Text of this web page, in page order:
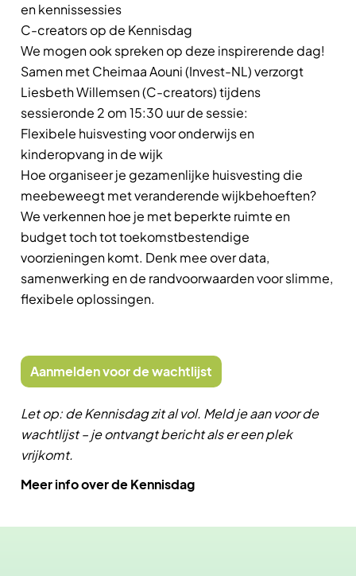
en kennissessies
C-creators op de Kennisdag
We mogen ook spreken op deze inspirerende dag!
Samen met Cheimaa Aouni (Invest-NL) verzorgt
Liesbeth Willemsen (C-creators) tijdens
sessieronde 2 om 15:30 uur de sessie:
Flexibele huisvesting voor onderwijs en
kinderopvang in de wijk
Hoe organiseer je gezamenlijke huisvesting die
meebeweegt met veranderende wijkbehoeften?
We verkennen hoe je met beperkte ruimte en
budget toch tot toekomstbestendige
voorzieningen komt. Denk mee over data,
samenwerking en de randvoorwaarden voor slimme,
flexibele oplossingen.
Aanmelden voor de wachtlijst
Let op: de Kennisdag zit al vol. Meld je aan voor de
wachtlijst – je ontvangt bericht als er een plek
vrijkomt.
Meer info over de Kennisdag